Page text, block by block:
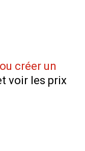
créer un
voir les prix